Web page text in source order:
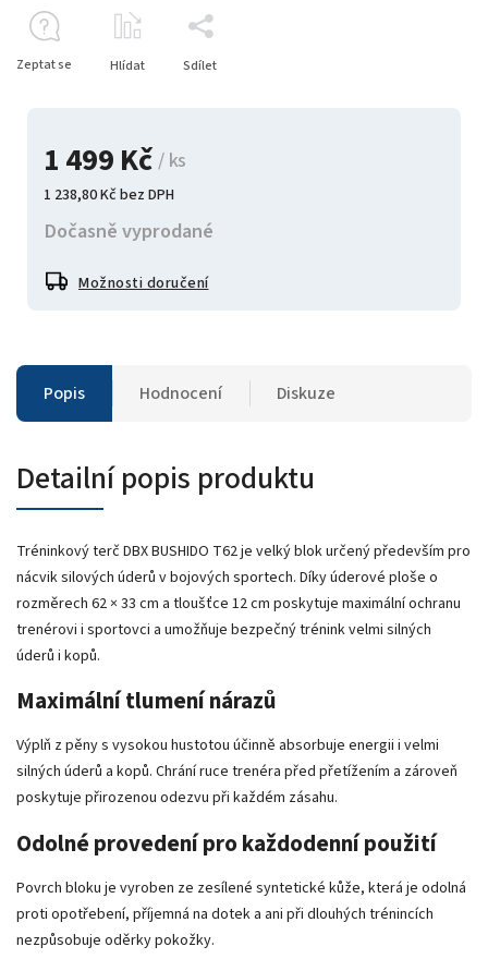
1 499 Kč/ ks
1 238,80 Kč bez DPH
Dočasně vyprodané
Možnosti doručení
Zeptat se Hlídat Sdílet
Popis Hodnocení Diskuze
Detailní popis produktu
Tréninkový terč DBX BUSHIDO T62 je velký blok určený především pro
nácvik silových úderů v bojových sportech. Díky úderové ploše o
rozměrech 62 × 33 cm a tloušťce 12 cm poskytuje maximální ochranu
trenérovi i sportovci a umožňuje bezpečný trénink velmi silných
úderů i kopů.
Maximální tlumení nárazů
Výplň z pěny s vysokou hustotou účinně absorbuje energii i velmi
silných úderů a kopů. Chrání ruce trenéra před přetížením a zároveň
poskytuje přirozenou odezvu při každém zásahu.
Odolné provedení pro každodenní použití
Povrch bloku je vyroben ze zesílené syntetické kůže, která je odolná
proti opotřebení, příjemná na dotek a ani při dlouhých trénincích
nezpůsobuje oděrky pokožky.